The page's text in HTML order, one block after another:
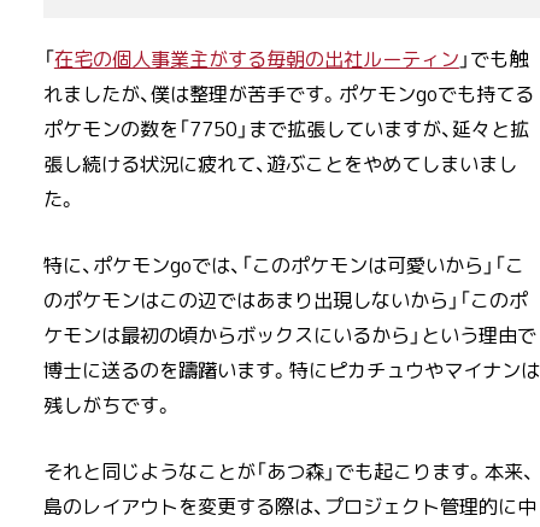
「在宅の個人事業主がする毎朝の出社ルーティン 」でも触
れましたが、僕は整理が苦手です。ポケモンgoでも持てる
ポケモンの数を「7750」まで拡張していますが、延々と拡
張し続ける状況に疲れて、遊ぶことをやめてしまいまし
た。
特に、ポケモンgoでは、「このポケモンは可愛いから」「こ
のポケモンはこの辺ではあまり出現しないから」「このポ
ケモンは最初の頃からボックスにいるから」という理由で
博士に送るのを躊躇います。特にピカチュウやマイナンは
残しがちです。
それと同じようなことが「あつ森」でも起こります。本来、
島のレイアウトを変更する際は、プロジェクト管理的に中